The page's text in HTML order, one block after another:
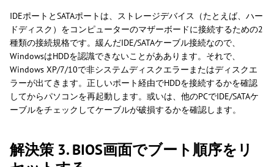
IDEポートとSATAポートは、ストレージデバイス（たとえば、ハー
ドディスク）をコンピューターのマザーボードに接続するための2
種類の接続規格です。緩んだIDE/SATAケーブル接続なので、
WindowsはHDDを認識できないことがああります。それで、
Windows XP/7/10で非システムディスクエラーまたはディスクエ
ラーが出てきます。正しいポート経由でHDDを接続するかを確認
してからパソコンを再起動します。或いは、他のPCでIDE/SATAケ
ーブルをチェックしてケーブルが破損するかを確認します。
解決策 3. BIOS画面でブート順序をリ